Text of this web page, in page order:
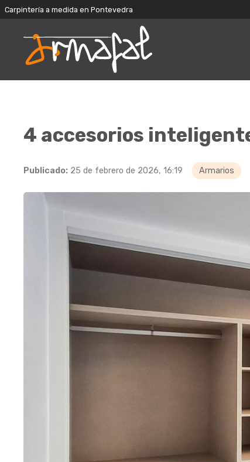
Carpintería a medida en Pontevedra
4 accesorios
Publicado: 25 de febrero de 2026, 16:19 Armarios